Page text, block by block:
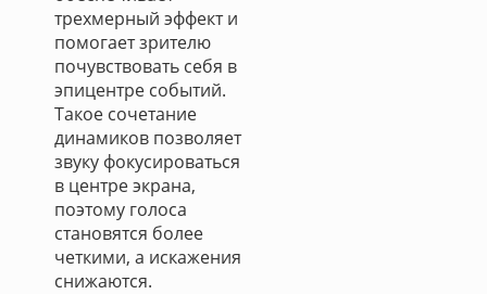
трехмерный эффект и
помогает зрителю
почувствовать себя в
эпицентре событий.
Такое сочетание
динамиков позволяет
звуку фокусироваться
в центре экрана,
поэтому голоса
становятся более
четкими, а искажения
снижаются.